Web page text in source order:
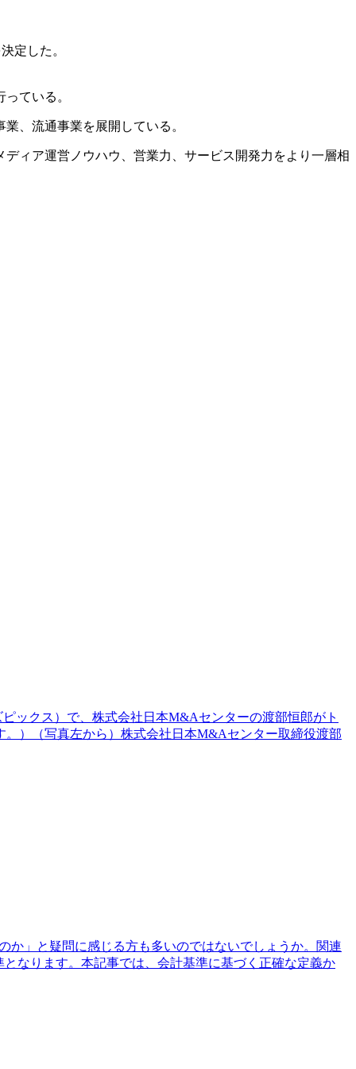
定した。
ている。
、流通事業を展開している。
ィア運営ノウハウ、営業力、サービス開発力をより一層相
ックス）で、株式会社日本M&Aセンターの渡部恒郎がト
）（写真左から）株式会社日本M&Aセンター取締役渡部
」と疑問に感じる方も多いのではないでしょうか。関連
なります。本記事では、会計基準に基づく正確な定義か